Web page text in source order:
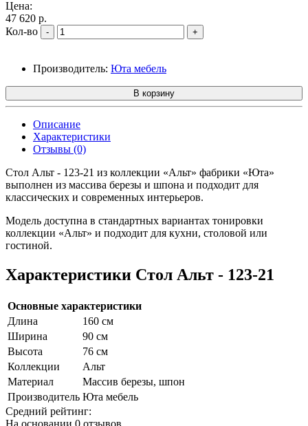
Цена:
47 620 р.
Кол-во
- +
Производитель: Юта мебель
В корзину
Описание
Характеристики
Отзывы (0)
Стол Альт - 123-21 из коллекции «Альт» фабрики «Юта»
выполнен из массива березы и шпона и подходит для
классических и современных интерьеров.
Модель доступна в стандартных вариантах тонировки
коллекции «Альт» и подходит для кухни, столовой или
гостиной.
Характеристики Стол Альт - 123-21
Основные характеристики
Длина
160 см
Ширина
90 см
Высота
76 см
Коллекции
Альт
Материал
Массив березы, шпон
Производитель Юта мебель
Средний рейтинг: